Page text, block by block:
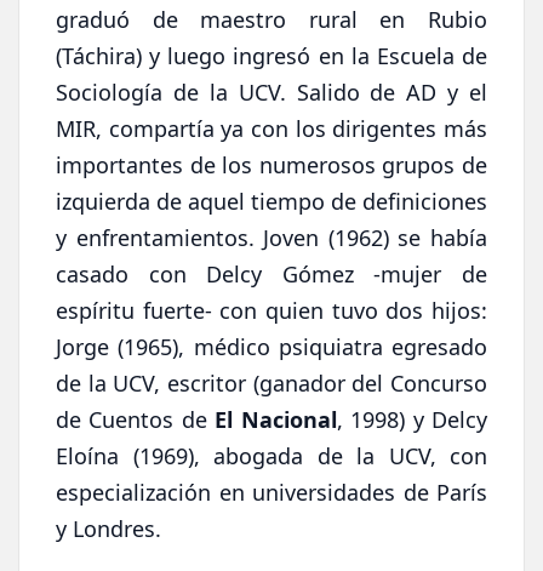
graduó de maestro rural en Rubio
(Táchira) y luego ingresó en la Escuela de
Sociología de la UCV. Salido de AD y el
MIR, compartía ya con los dirigentes más
importantes de los numerosos grupos de
izquierda de aquel tiempo de definiciones
y enfrentamientos. Joven (1962) se había
casado con Delcy Gómez -mujer de
espíritu fuerte- con quien tuvo dos hijos:
Jorge (1965), médico psiquiatra egresado
de la UCV, escritor (ganador del Concurso
de Cuentos de El Nacional, 1998) y Delcy
Eloína (1969), abogada de la UCV, con
especialización en universidades de París
y Londres.